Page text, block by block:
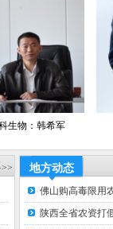
希军
地方动态
佛山购高毒限用
陕西全省农资打